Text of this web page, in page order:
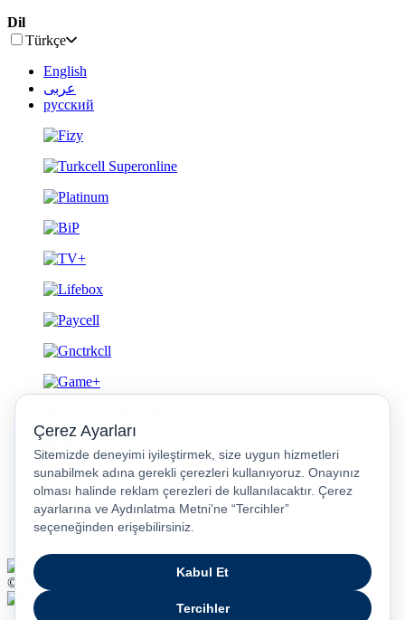
Dil
Türkçe
English
عربى
русский
Gizlilik ve Güvenlik
© 2026 Turkcell